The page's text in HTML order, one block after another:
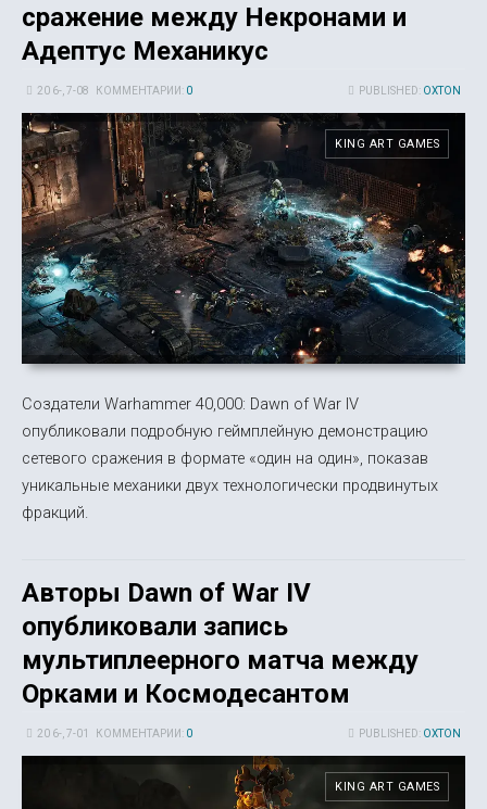
сражение между Некронами и
Адептус Механикус
PUBLISHED: OXTON
20 6-, 7-08 КОММЕНТАРИИ: 0
KING ART GAMES
Создатели Warhammer 40,000: Dawn of War IV
опубликовали подробную геймплейную демонстрацию
сетевого сражения в формате «один на один», показав
уникальные механики двух технологически продвинутых
фракций.
Авторы Dawn of War IV
опубликовали запись
мультиплеерного матча между
Орками и Космодесантом
PUBLISHED: OXTON
20 6-, 7-01 КОММЕНТАРИИ: 0
KING ART GAMES